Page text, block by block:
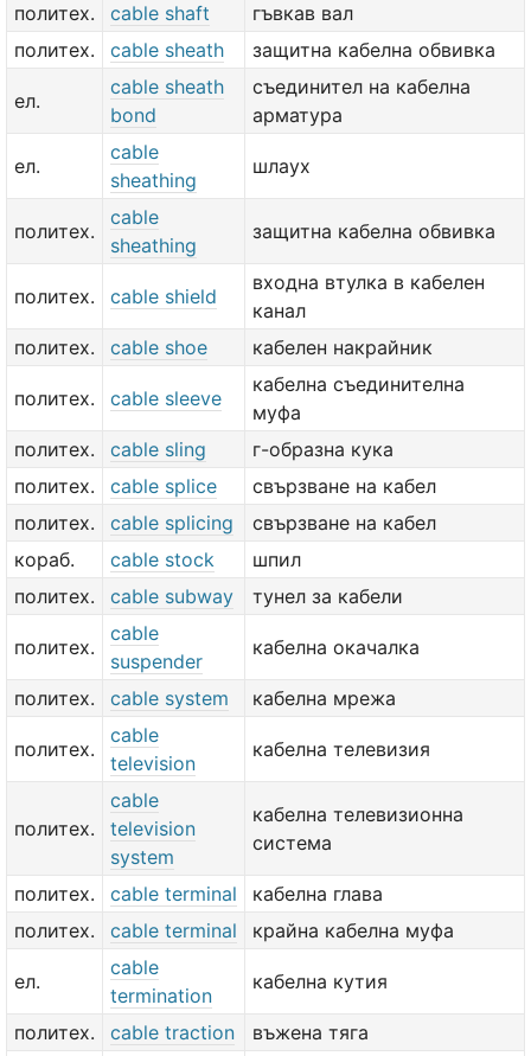
политех.
cable shaft
гъвкав вал
политех.
cable sheath защитна кабелна обвивка
ел.
cable sheath
bond
съединител на кабелна
арматура
ел.
cable
sheathing
шлаух
политех.
cable
sheathing
защитна кабелна обвивка
политех. cable shield
входна втулка в кабелен
канал
политех.
cable shoe кабелен накрайник
политех. cable sleeve
кабелна съединителна
муфа
политех.
cable sling
г-образна кука
политех.
cable splice
свързване на кабел
политех.
cable splicing
свързване на кабел
кораб.
cable stock
шпил
политех.
cable subway тунел за кабели
политех.
cable
suspender
кабелна окачалка
политех. cable system кабелна мрежа
политех.
cable
television
кабелна телевизия
политех.
cable
television
system
кабелна телевизионна
система
политех. cable terminal
кабелна глава
политех.
cable terminal крайна кабелна муфа
ел.
cable
termination
кабелна кутия
политех. cable traction
въжена тяга